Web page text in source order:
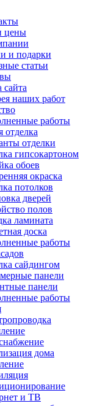
цены
и подарки
статьи
сайта
наших работ
работы
отделка
отделки
гипсокартоном
обоев
окраска
потолков
дверей
полов
ламината
доска
работы
сайдингом
панели
панели
работы
дома
и ТВ